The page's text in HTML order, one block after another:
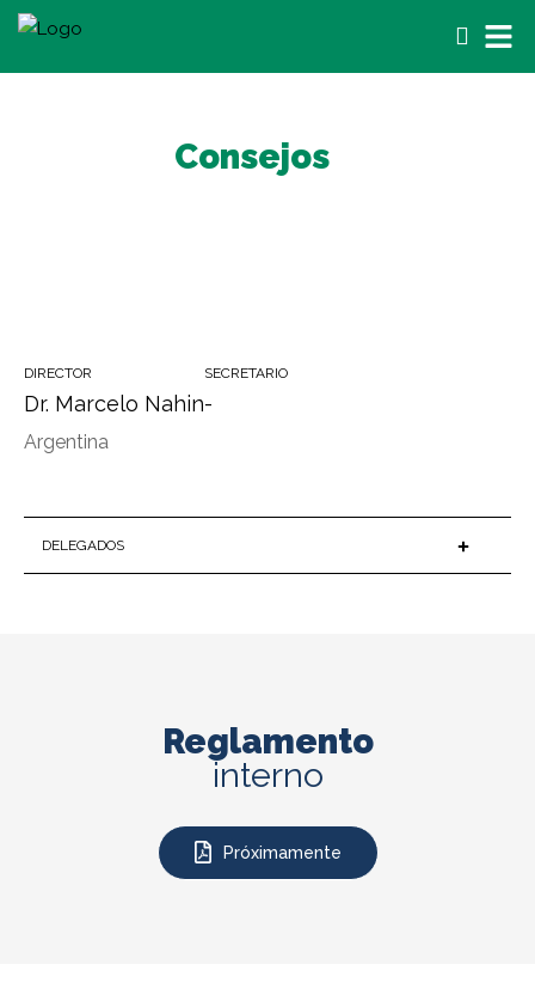
Consejos
DIRECTOR
Dr. Marcelo Nahin
Argentina
SECRETARIO
-
DELEGADOS
Reglamento
interno
Próximamente